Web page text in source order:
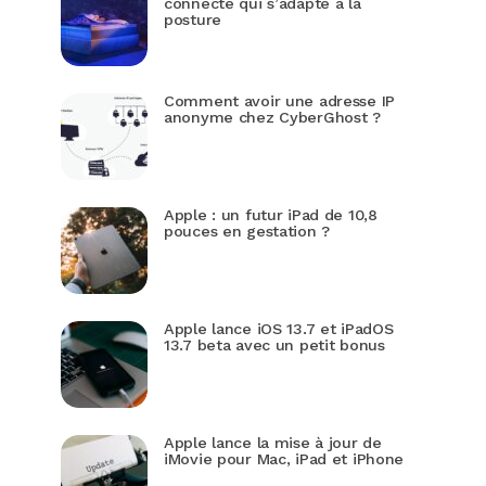
posture
Comment avoir une adresse IP
anonyme chez CyberGhost ?
Apple : un futur iPad de 10,8
pouces en gestation ?
Apple lance iOS 13.7 et iPadOS
13.7 beta avec un petit bonus
Apple lance la mise à jour de
iMovie pour Mac, iPad et iPhone